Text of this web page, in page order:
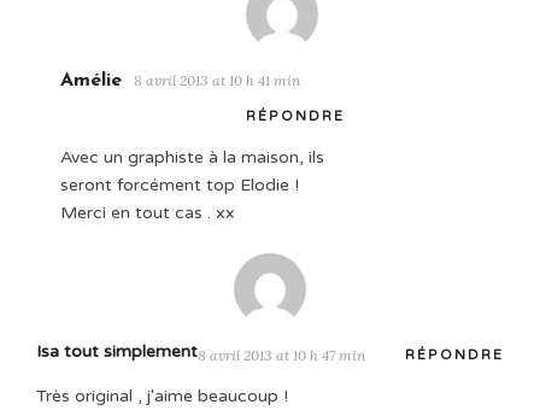
Amélie 8 avril 2013 at 10 h 41 min
RÉPONDRE
Avec un graphiste à la maison, ils
seront forcément top Elodie !
Merci en tout cas . xx
Isa tout simplement8 avril 2013 at 10 h 47 min RÉPONDRE
Très original , j'aime beaucoup !